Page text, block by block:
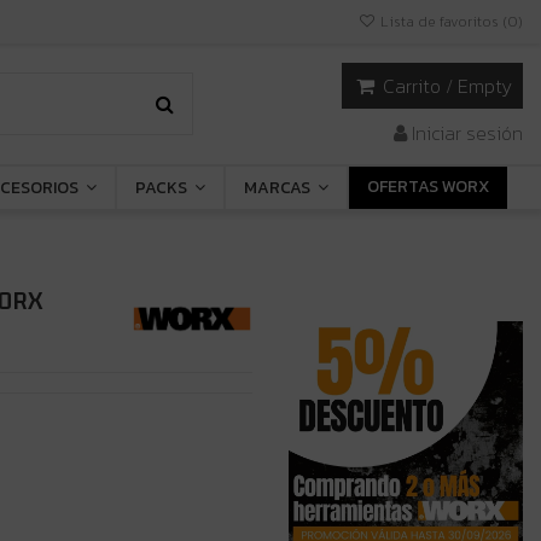
Lista de favoritos (0)
Carrito / Empty
Iniciar sesión
PACKS MARCAS OFERTAS WORX